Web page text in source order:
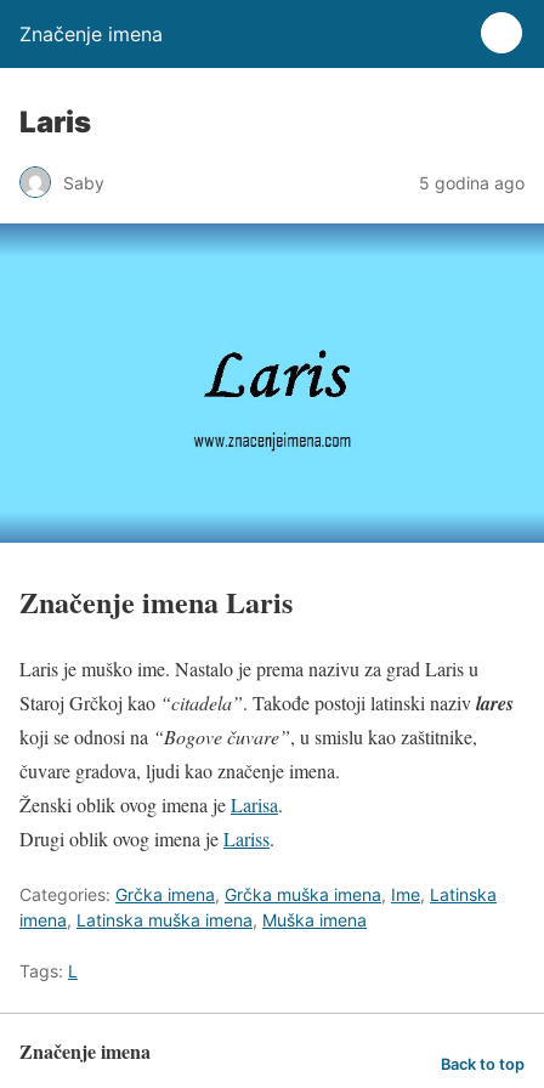
Značenje imena
Laris
Saby 5 godina ago
Značenje imena Laris
Laris je muško ime. Nastalo je prema nazivu za grad Laris u
Staroj Grčkoj kao “citadela”. Takođe postoji latinski nazivlares
koji se odnosi na “Bogove čuvare”, u smislu kao zaštitnike,
čuvare gradova, ljudi kao značenje imena.
Ženski oblik ovog imena jeLarisa.
Drugi oblik ovog imena jeLariss.
Categories: Grčka imena, Grčka muška imena, Ime, Latinska
imena, Latinska muška imena, Muška imena
Tags: L
Značenje imena Back to top